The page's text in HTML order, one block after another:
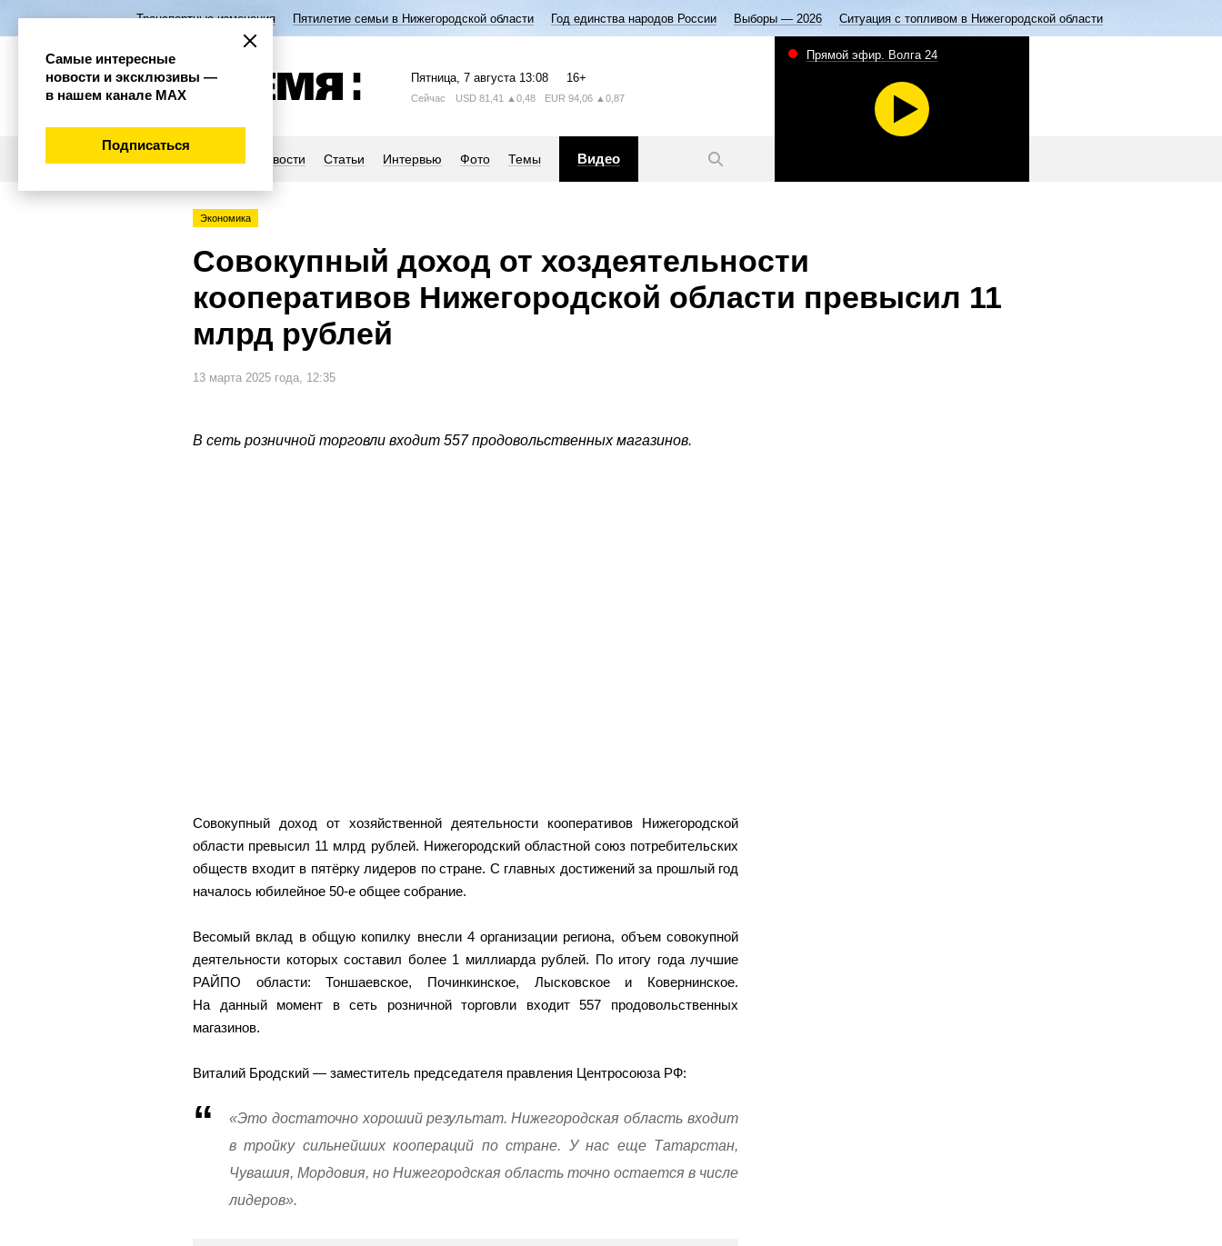
Транспортные изменения Пятилетие семьи в Нижегородской области Год единства народов России Выборы — 2026 Ситуация с топливом в Нижегородской области
Пятница, 7 августа 13:08 16+
Сейчас USD 81,41 ▲0,48 EUR 94,06 ▲0,87
Новости Статьи Интервью Фото Темы Видео
Прямой эфир. Волга 24
Экономика
Совокупный доход от хоздеятельности
кооперативов Нижегородской области превысил 11
млрд рублей
13 марта 2025 года, 12:35
В сеть розничной торговли входит 557 продовольственных магазинов.
Совокупный доход от хозяйственной деятельности кооперативов Нижегородской
области превысил 11 млрд рублей. Нижегородский областной союз потребительских
обществ входит в пятёрку лидеров по стране. С главных достижений за прошлый год
началось юбилейное 50-е общее собрание.
Весомый вклад в общую копилку внесли 4 организации региона, объем совокупной
деятельности которых составил более 1 миллиарда рублей. По итогу года лучшие
РАЙПО области: Тоншаевское, Починкинское, Лысковское и Ковернинское.
На данный момент в сеть розничной торговли входит 557 продовольственных
магазинов.
Виталий Бродский — заместитель председателя правления Центросоюза РФ:
«Это достаточно хороший результат. Нижегородская область входит
в тройку сильнейших коопераций по стране. У нас еще Татарстан,
Чувашия, Мордовия, но Нижегородская область точно остается в числе
лидеров».
Самые интересные
новости и эксклюзивы —
в нашем канале МАХ
Подписаться